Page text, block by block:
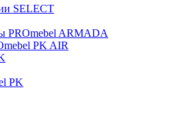
SELECT
PROmebel ARMADA
PK AIR
PK